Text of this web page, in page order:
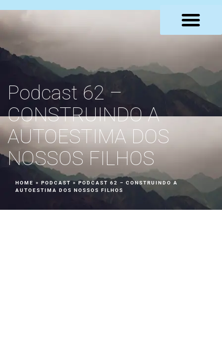
Podcast 62 –
CONSTRUINDO A
AUTOESTIMA DOS
NOSSOS FILHOS
HOME » PODCAST »PODCAST 62 – CONSTRUINDO A
AUTOESTIMA DOS NOSSOS FILHOS